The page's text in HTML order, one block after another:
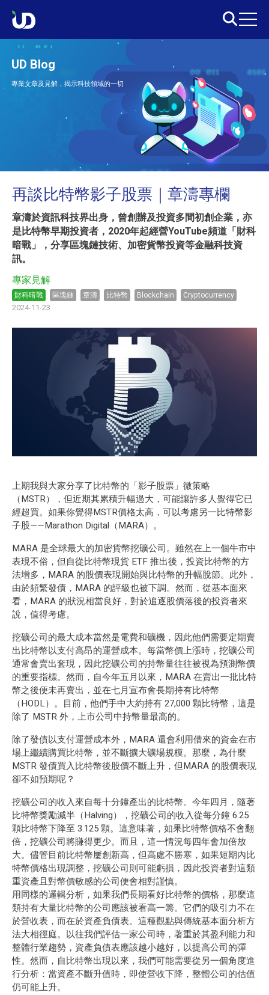
UD Blog
專業文章及見解，揭示科技領域的一切
再談比特幣影子股票｜章濤專欄
章濤於資訊科技界出身，曾創辦及投資多間初創企業，亦
是比特幣早期投資者，2020年起經營YouTube頻道「財科
暗戰」，分享區塊鏈技術、加密貨幣投資等金融科技資
訊。
專家見解
財科暗戰 區塊鏈 章濤 比特幣 Blockchain Cryptocurrency
2024-11-23
上期我與大家分享了比特幣的「影子股票」微策略
（MSTR），但近期其累積升幅過大，可能讓許多人覺得它已
經超買。如果你覺得MSTR價格太高，可以考慮另一比特幣影
子股——Marathon Digital（MARA）。
MARA 是全球最大的加密貨幣挖礦公司。雖然在上一個牛市中
表現不俗，但自從比特幣現貨 ETF 推出後，投資比特幣的方
法增多，MARA 的股價表現開始與比特幣的升幅脫節。此外，
由於頻繁發債，MARA 的評級也被下調。然而，從基本面來
看，MARA 的狀況相當良好，對於追逐股價落後的投資者來
說，值得考慮。
挖礦公司的最大成本當然是電費和礦機，因此他們需要定期賣
出比特幣以支付高昂的運營成本。每當幣價上漲時，挖礦公司
通常會賣出套現，因此挖礦公司的持幣量往往被視為預測幣價
的重要指標。然而，自今年五月以來，MARA 在賣出一批比特
幣之後便未再賣出，並在七月宣布會長期持有比特幣
（HODL）。目前，他們手中大約持有 27,000 顆比特幣，這是
除了 MSTR 外，上市公司中持幣量最高的。
除了發債以支付運營成本外，MARA 還會利用借來的資金在市
場上繼續購買比特幣，並不斷擴大礦場規模。那麼，為什麼
MSTR 發債買入比特幣後股價不斷上升，但MARA 的股價表現
卻不如預期呢？
挖礦公司的收入來自每十分鐘產出的比特幣。今年四月，隨著
比特幣獎勵減半（Halving），挖礦公司的收入從每分鐘 6.25
顆比特幣下降至 3.125 顆。這意味著，如果比特幣價格不會翻
倍，挖礦公司將賺得更少。而且，這一情況每四年會加倍放
大。儘管目前比特幣屢創新高，但高處不勝寒，如果短期內比
特幣價格出現調整，挖礦公司則可能虧損，因此投資者對這類
重資產且對幣價敏感的公司便會相對謹慎。
用同樣的邏輯分析，如果我們長期看好比特幣的價格，那麼這
類持有大量比特幣的公司應該被看高一籌。它們的吸引力不在
於營收表，而在於資產負債表。這種觀點與傳統基本面分析方
法大相徑庭。以往我們評估一家公司時，著重於其盈利能力和
整體行業趨勢，資產負債表應該越小越好，以提高公司的彈
性。然而，自比特幣出現以來，我們可能需要從另一個角度進
行分析：當資產不斷升值時，即使營收下降，整體公司的估值
仍可能上升。